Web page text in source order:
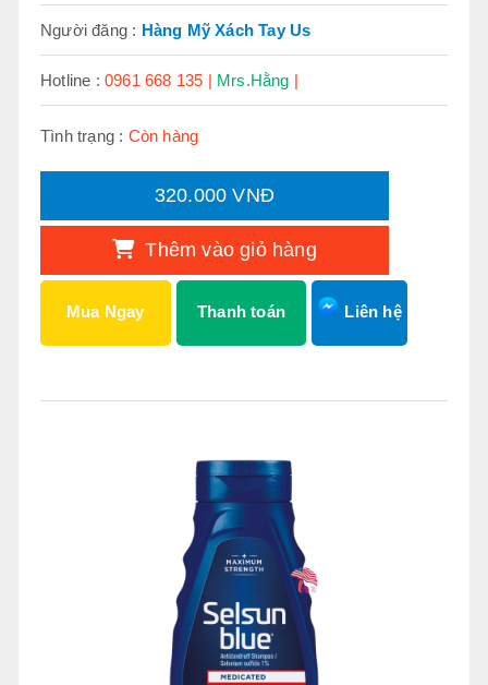
Người đăng : Hàng Mỹ Xách Tay Us
Hotline :0961 668 135 | Mrs.Hằng |
Tình trạng : Còn hàng
320.000 VNĐ
Thêm vào giỏ hàng
Mua Ngay Thanh toán Liên hệ